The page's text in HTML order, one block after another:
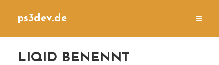
ps3dev.de
LIQID BENENNT